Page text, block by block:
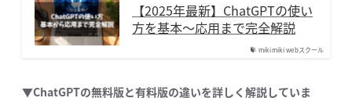
mikimiki webスクール
【2025年最新】ChatGPTの使い
方を基本〜応用まで完全解説
▼ChatGPTの無料版と有料版の違いを詳しく解説していま